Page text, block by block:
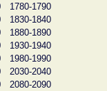
1780-1790
1830-1840
1880-1890
1930-1940
1980-1990
2030-2040
2080-2090